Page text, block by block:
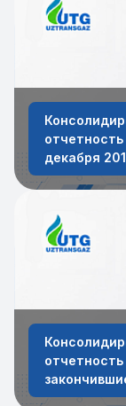
декабря
отчетность
годов